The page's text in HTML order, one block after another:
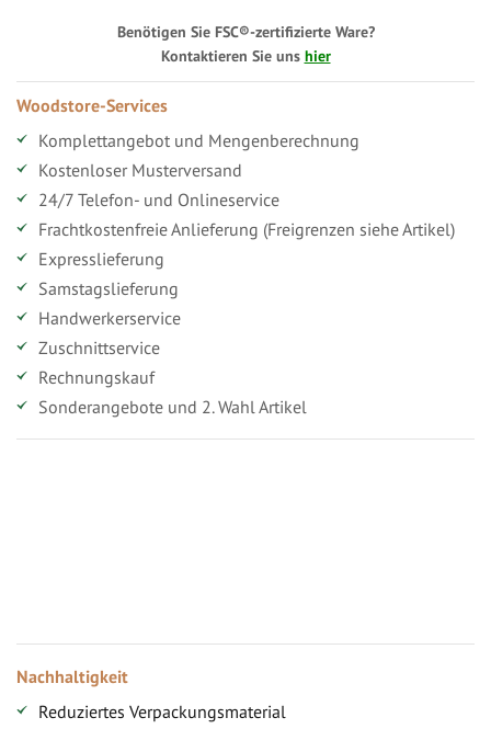
Benötigen Sie FSC®-zertifizierte Ware?
Kontaktieren Sie uns hier
Woodstore-Services
Komplettangebot und Mengenberechnung
Kostenloser Musterversand
24/7 Telefon- und Onlineservice
Frachtkostenfreie Anlieferung (Freigrenzen siehe Artikel)
Expresslieferung
Samstagslieferung
Handwerkerservice
Zuschnittservice
Rechnungskauf
Sonderangebote und 2. Wahl Artikel
Nachhaltigkeit
Reduziertes Verpackungsmaterial